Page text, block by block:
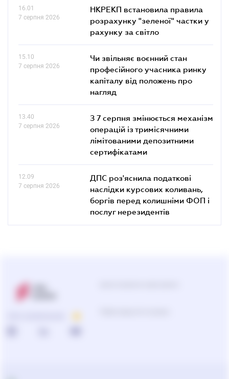
16.01
7 серпня 2026
НКРЕКП встановила правила
розрахунку "зеленої" частки у
рахунку за світло
15.10
7 серпня 2026
Чи звільняє воєнний стан
професійного учасника ринку
капіталу від положень про
нагляд
13.40
7 серпня 2026
З 7 серпня змінюється механізм
операцій із тримісячними
лімітованими депозитними
сертифікатами
12.09
7 серпня 2026
ДПС роз'яснила податкові
наслідки курсових коливань,
боргів перед колишніми ФОП і
послуг нерезидентів